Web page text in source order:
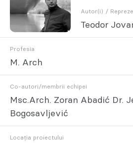
Autor(i) /
Teodor
Profesia
M. Arch
Co-autori/membrii echipei
Msc.Arch. Zoran Abadić Dr.
Bogosavljević
Locația proiectului